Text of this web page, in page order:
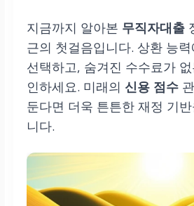
지금까지 알아본 무직자대출
근의 첫걸음입니다. 상환 능
선택하고, 숨겨진 수수료가
인하세요. 미래의 신용 점수
둔다면 더욱 튼튼한 재정 기
니다.